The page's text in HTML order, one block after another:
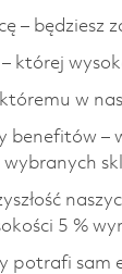
–
której
w
benefitów –
5 %
potrafi sam